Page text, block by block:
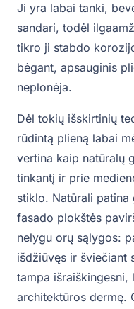
Ji yra labai tanki,
sandari, todėl
tikro ji stabdo
bėgant, apsauginis
neplonėja.
Dėl tokių išskirtinių
rūdintą plieną labai
vertina kaip natūralų
tinkantį ir prie
stiklo. Natūrali
fasado plokštės
nelygu orų sąlygos:
išdžiūvęs ir šviečiant
tampa
architektūros dermę.